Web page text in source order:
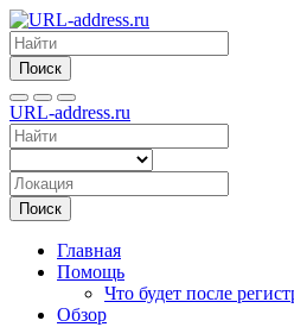
Поиск
URL-address.ru
Поиск
Главная
Помощь
Что будет после
Обзор